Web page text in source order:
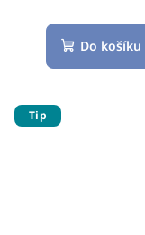
Do košíku
Tip